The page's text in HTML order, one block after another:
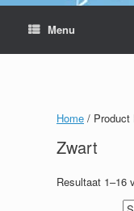
Menu
Home / Product
Zwart
Resultaat 1–16